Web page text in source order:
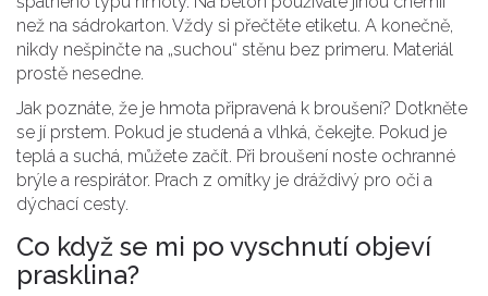
než na sádrokarton. Vždy si přečtěte etiketu. A konečně,
nikdy nešpinčte na „suchou“ stěnu bez primeru. Materiál
prostě nesedne.
Jak poznáte, že je hmota připravená k broušení? Dotkněte
se jí prstem. Pokud je studená a vlhká, čekejte. Pokud je
teplá a suchá, můžete začít. Při broušení noste ochranné
brýle a respirátor. Prach z omítky je dráždivý pro oči a
dýchací cesty.
Co když se mi po vyschnutí objeví
prasklina?